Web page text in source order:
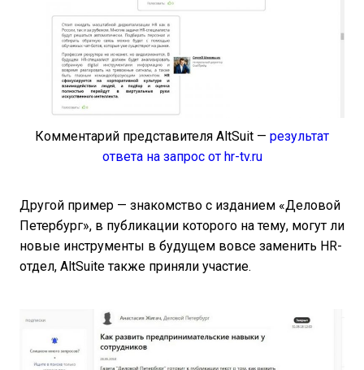
Комментарий представителя AltSuit — результат
ответа на запрос от hr-tv.ru
Другой пример — знакомство с изданием «Деловой
Петербург», в публикации которого на тему, могут ли
новые инструменты в будущем вовсе заменить HR-
отдел, AltSuite также приняли участие.